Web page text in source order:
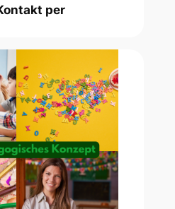
per